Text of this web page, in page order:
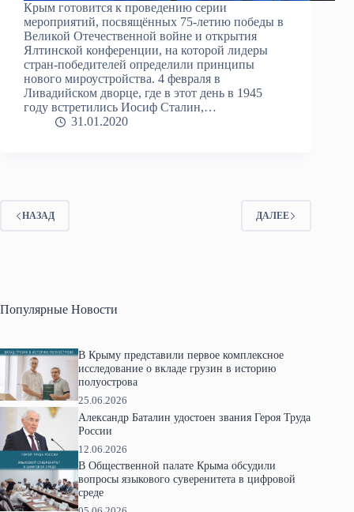
Крым готовится к проведению серии
мероприятий, посвящённых 75-летию победы в
Великой Отечественной войне и открытия
Ялтинской конференции, на которой лидеры
стран-победителей определили принципы
нового мироустройства. 4 февраля в
Ливадийском дворце, где в этот день в 1945
году встретились Иосиф Сталин,…
31.01.2020
НАЗАД ДАЛЕЕ
Популярные Новости
В Крыму представили первое комплексное
исследование о вкладе грузин в историю
полуострова
25.06.2026
Александр Баталин удостоен звания Героя Труда
России
12.06.2026
В Общественной палате Крыма обсудили
вопросы языкового суверенитета в цифровой
среде